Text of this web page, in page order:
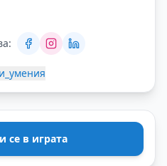
се в играта